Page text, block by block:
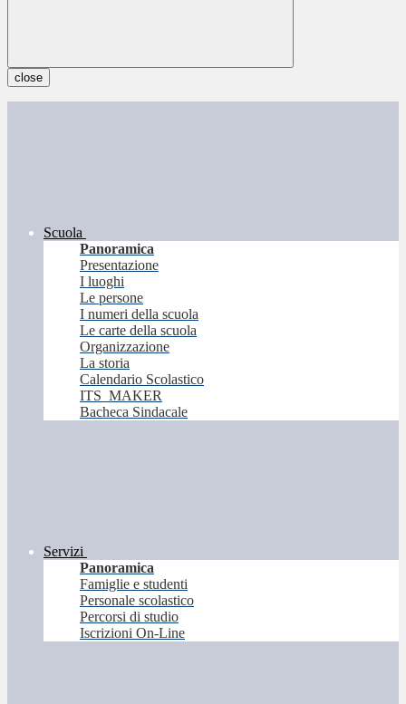
close
Scuola
Panoramica
Presentazione
I luoghi
Le persone
I numeri della scuola
Le carte della scuola
Organizzazione
La storia
Calendario Scolastico
ITS_MAKER
Bacheca Sindacale
Servizi
Panoramica
Famiglie e studenti
Personale scolastico
Percorsi di studio
Iscrizioni On-Line